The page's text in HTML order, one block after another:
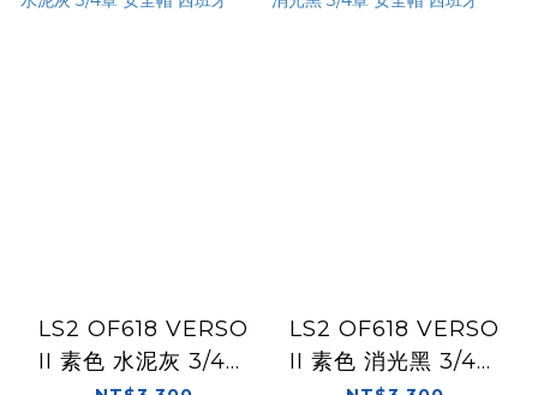
LS2 OF618 VERSO
II 素色 水泥灰 3/4罩
LS2 OF618 VERSO
II 素色 消光黑 3/4罩